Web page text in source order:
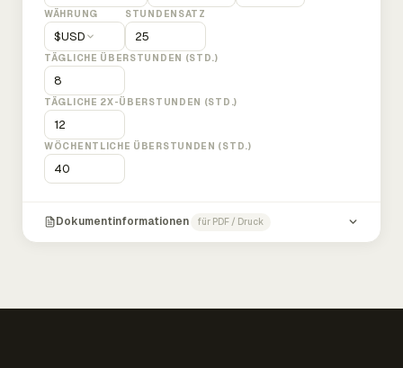
WÄHRUNG
$USD
STUNDENSATZ
TÄGLICHE ÜBERSTUNDEN (STD.)
TÄGLICHE 2X-ÜBERSTUNDEN (STD.)
WÖCHENTLICHE ÜBERSTUNDEN (STD.)
Dokumentinformationen für PDF / Druck